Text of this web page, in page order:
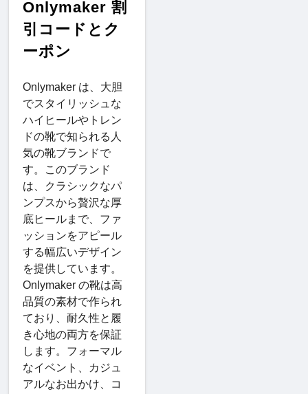
Onlymaker 割
引コードとク
ーポン
Onlymaker は、大胆
でスタイリッシュな
ハイヒールやトレン
ドの靴で知られる人
気の靴ブランドで
す。このブランド
は、クラシックなパ
ンプスから贅沢な厚
底ヒールまで、ファ
ッションをアピール
する幅広いデザイン
を提供しています。
Onlymaker の靴は高
品質の素材で作られ
ており、耐久性と履
き心地の両方を保証
します。フォーマル
なイベント、カジュ
アルなお出かけ、コ